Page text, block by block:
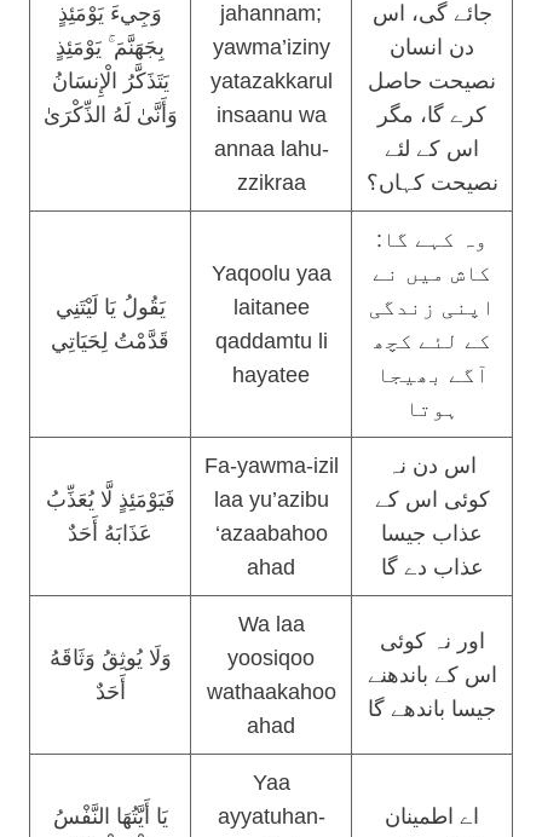
وَجِيءَ يَوْمَئِذٍ
بِجَهَنَّمَ ۚ يَوْمَئِذٍ
يَتَذَكَّرُ الْإِنسَانُ
وَأَنَّىٰ لَهُ الذِّكْرَىٰ
jahannam;
yawma’iziny
yatazakkarul
insaanu wa
annaa lahu-
zzikraa
جائے گی، اس
دن انسان
نصیحت حاصل
کرے گا، مگر
اس کے لئے
نصیحت کہاں؟
يَقُولُ يَا لَيْتَنِي
قَدَّمْتُ لِحَيَاتِي
Yaqoolu yaa
laitanee
qaddamtu li
hayatee
وہ کہے گا:
کاش میں نے
اپنی زندگی
کے لئے کچھ
آگے بھیجا
ہوتا
فَيَوْمَئِذٍ لَّا يُعَذِّبُ
عَذَابَهُ أَحَدٌ
Fa-yawma-izil
laa yu’azibu
‘azaabahoo
ahad
اس دن نہ
کوئی اس کے
عذاب جیسا
عذاب دے گا
وَلَا يُوثِقُ وَثَاقَهُ
أَحَدٌ
Wa laa
yoosiqoo
wathaakahoo
ahad
اور نہ کوئی
اس کے باندھنے
جیسا باندھے گا
يَا أَيَّتُهَا النَّفْسُ
Yaa
ayyatuhan-
اے اطمینان